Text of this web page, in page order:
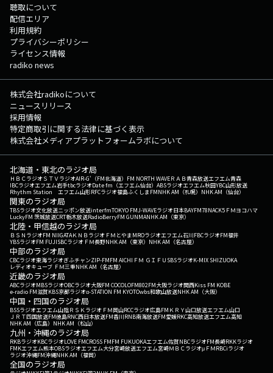
聴取について
配信エリア
利用規約
プライバシーポリシー
ライセンス情報
radiko news
株式会社radikoについて
ニュースリリース
採用情報
特定商取引に関する法律に基づく表示
株式会社メディアプラットフォームラボについて
北海道・東北のラジオ局
ＨＢＣラジオＳＴＶラジオAIR-G'（FM北海道） FM NORTH WAVEＲＡＢ青森放送エフエム青森
IBCラジオエフエム岩手tbcラジオDate fm（エフエム仙台） ABSラジオエフエム秋田YBC山形放送
Rhythm Station エフエム山形RFCラジオ福島ふくしまFMNHK AM（札幌） NHK AM（仙台）
関東のラジオ局
TBSラジオ文化放送ニッポン放送interfmTOKYO FMJ-WAVEラジオ日本BAYFM78NACK5 ＦＭヨコハマ
LuckyFM 茨城放送CRT栃木放送RadioBerryFM GUNMANHK AM（東京）
北陸・甲信越のラジオ局
ＢＳＮラジオFM NIIGATAＫＮＢラジオ ＦＭとやまMROラジオエフエム石川FBCラジオFM福井
YBSラジオFM FUJISBCラジオ ＦＭ長野NHK AM（東京） NHK AM（名古屋）
中部のラジオ局
CBCラジオ東海ラジオぎふチャンZIP-FMFM AICHI ＦＭ ＧＩＦＵ SBSラジオK-MIX SHIZUOKA
レディオキューブ ＦＭ三重NHK AM（名古屋）
近畿のラジオ局
ABCラジオMBSラジオOBCラジオ大阪FM COCOLOFM802FM大阪ラジオ関西Kiss FM KOBE
e-radio FM滋賀KBS京都ラジオα-STATION FM KYOTOwbs和歌山放送NHK AM（大阪）
中国・四国のラジオ局
BSSラジオエフエム山陰ＲＳＫラジオ ＦＭ岡山RCCラジオ広島FM ＫＲＹ山口放送エフエム山口
ＪＲＴ四国放送FM徳島RNC西日本放送FM香川RNB南海放送FM愛媛RKC高知放送エフエム高知
NHK AM（広島） NHK AM（松山）
九州・沖縄のラジオ局
RKBラジオKBCラジオLOVE FMCROSS FMFM FUKUOKAエフエム佐賀NBCラジオFM長崎RKKラジオ
FMKエフエム熊本OBSラジオエフエム大分宮崎放送エフエム宮崎ＭＢＣラジオμＦＭRBCiラジオ
ラジオ沖縄FM沖縄NHK AM（福岡）
全国のラジオ局